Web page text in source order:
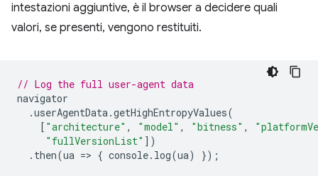
intestazioni aggiuntive, è il browser a decidere quali
valori, se presenti, vengono restituiti.
// Log the full user-agent data
navigator
.userAgentData.getHighEntropyValues(
[ "architecture" , "model" , "bitness" ,
"fullVersionList" ])
. then(ua => { console. log(ua) });